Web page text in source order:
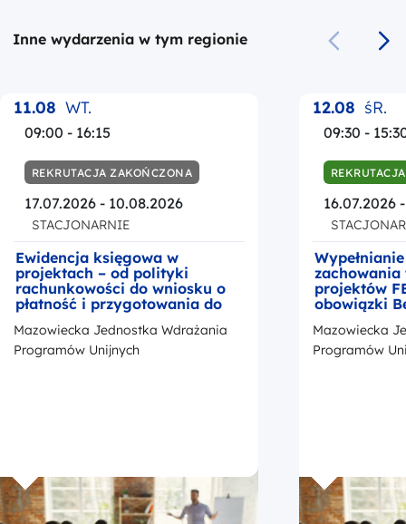
Inne wydarzenia w tym regionie
Poprzedni
11.08 WT.
09:00 - 16:15
REKRUTACJA ZAKOŃCZONA
17.07.2026 - 10.08.2026
STACJONARNIE
Ewidencja księgowa w
projektach – od polityki
rachunkowości do wniosku o
płatność i przygotowania do
Mazowiecka Jednostka Wdrażania
Programów Unijnych
12.08 śR.
09:30 -
16.07.2026
zachowania
projektów
obowiązki
z
promocji
Mazowiecka
Programów